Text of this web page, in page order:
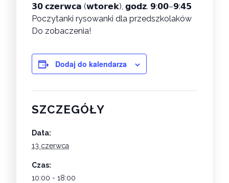
𝟯𝟬 𝗰𝘇𝗲𝗿𝘄𝗰𝗮 (𝘄𝘁𝗼𝗿𝗲𝗸), 𝗴𝗼𝗱𝘇. 𝟵:𝟬𝟬–𝟵:𝟰𝟱
Poczytanki rysowanki dla przedszkolaków
Do zobaczenia!
Dodaj do kalendarza
SZCZEGÓŁY
Data:
13 czerwca
Czas:
10:00 - 18:00